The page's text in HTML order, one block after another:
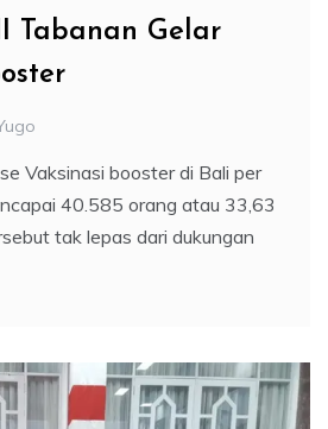
Tabanan Gelar
Vaksinasi booster di Bali per
40.585 orang atau 33,63
tak lepas dari dukungan